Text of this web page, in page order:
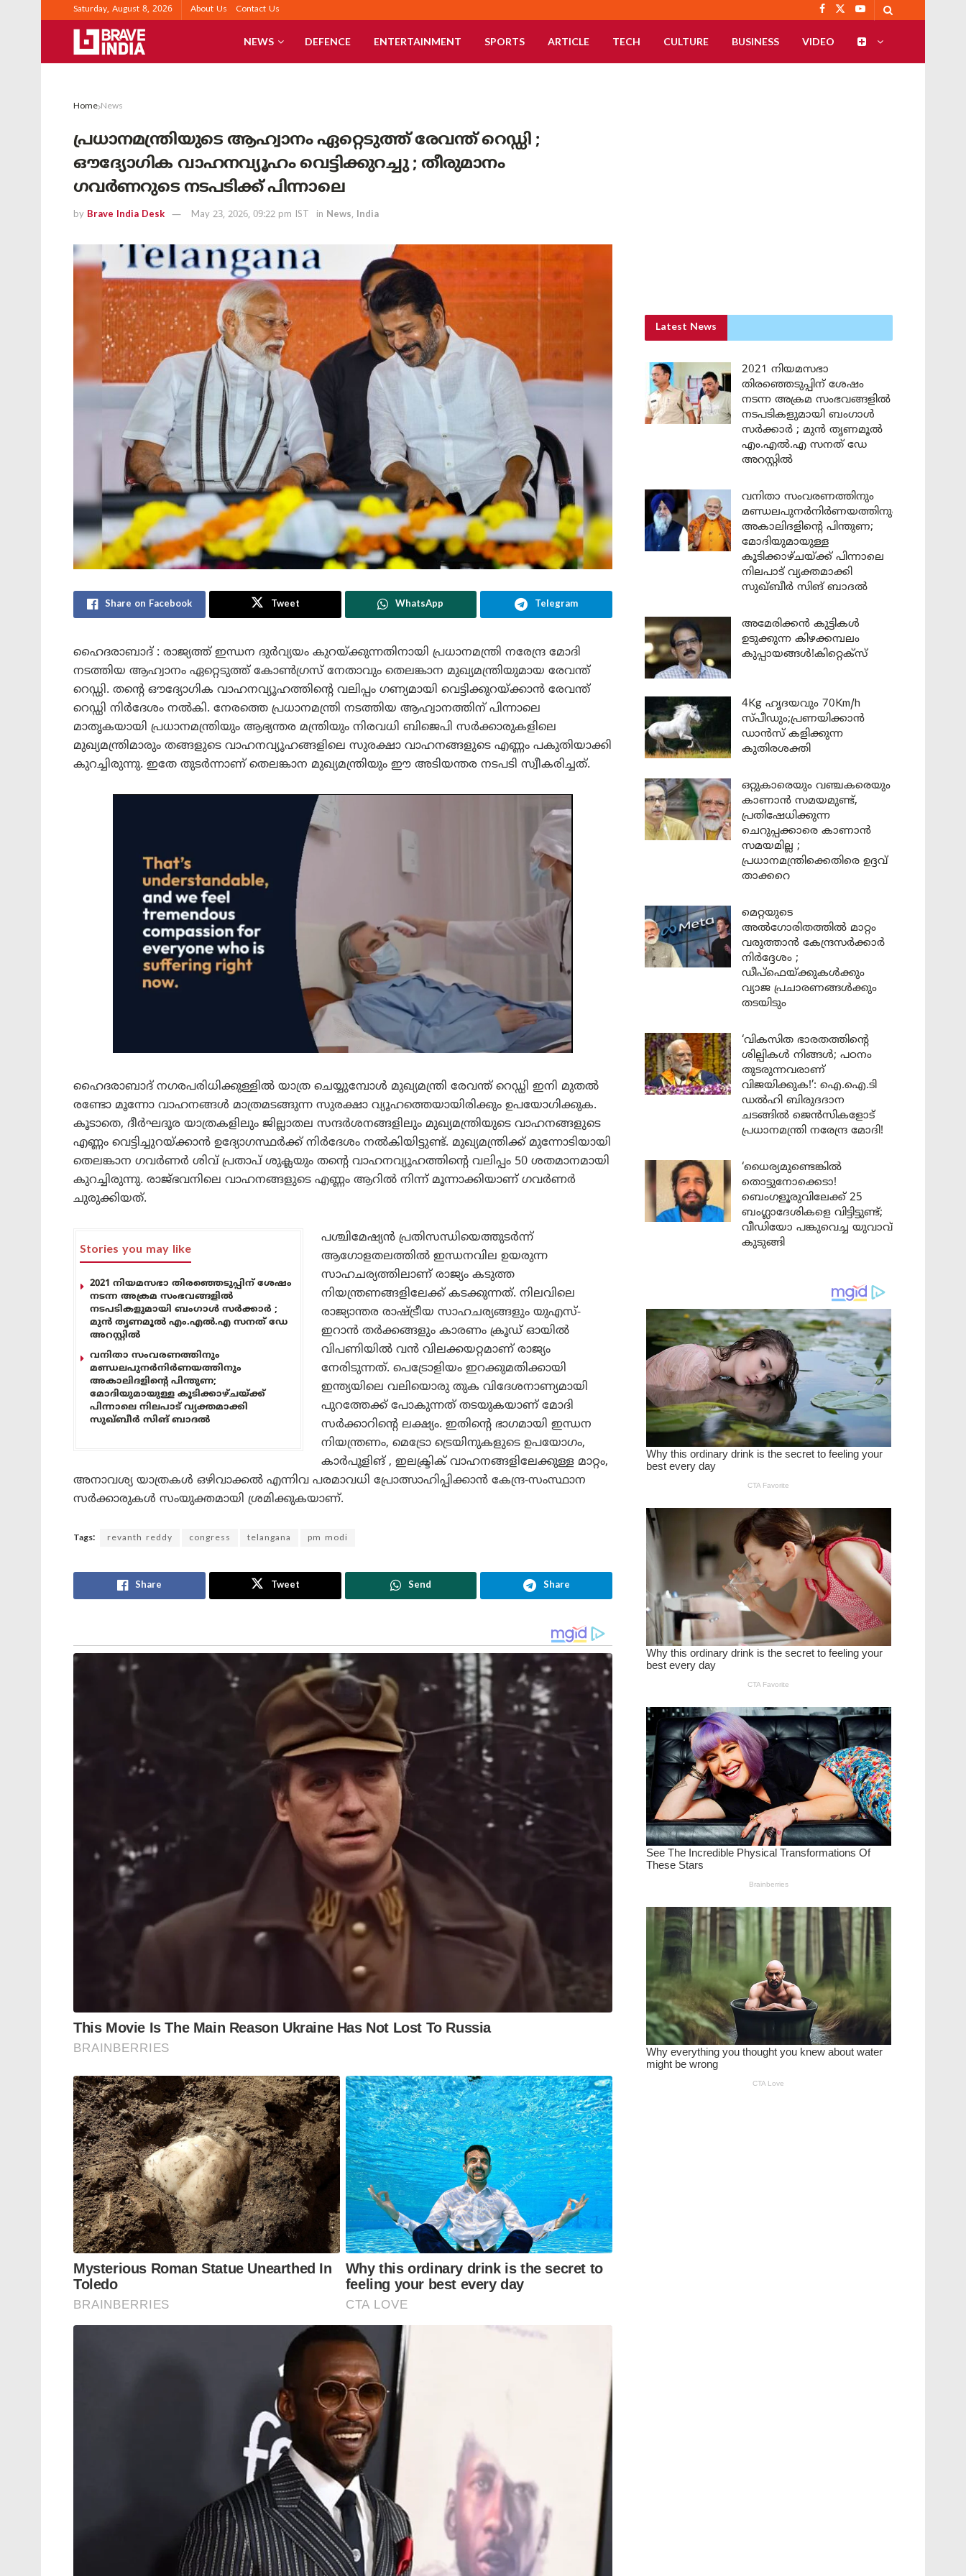
Saturday, August 8, 2026 About Us Contact Us
NEWS DEFENCE ENTERTAINMENT SPORTS ARTICLE TECH CULTURE BUSINESS VIDEO
Home News
പ്രധാനമന്ത്രിയുടെ ആഹ്വാനം ഏറ്റെടുത്ത് രേവന്ത് റെഡ്ഡി ;
ഔദ്യോഗിക വാഹനവ്യൂഹം വെട്ടിക്കുറച്ചു ; തീരുമാനം
ഗവർണറുടെ നടപടിക്ക് പിന്നാലെ
by Brave India Desk May 23, 2026, 09:22 pm IST in News, India
Share on Facebook Tweet WhatsApp Telegram
ഹൈദരാബാദ് : രാജ്യത്ത് ഇന്ധന ദുർവ്യയം കുറയ്ക്കുന്നതിനായി പ്രധാനമന്ത്രി നരേന്ദ്ര മോദി
നടത്തിയ ആഹ്വാനം ഏറ്റെടുത്ത് കോൺഗ്രസ് നേതാവും തെലങ്കാന മുഖ്യമന്ത്രിയുമായ രേവന്ത്
റെഡ്ഡി. തന്റെ ഔദ്യോഗിക വാഹനവ്യൂഹത്തിന്റെ വലിപ്പം ഗണ്യമായി വെട്ടിക്കുറയ്ക്കാൻ രേവന്ത്
റെഡ്ഡി നിർദേശം നൽകി. നേരത്തെ പ്രധാനമന്ത്രി നടത്തിയ ആഹ്വാനത്തിന് പിന്നാലെ
മാതൃകയായി പ്രധാനമന്ത്രിയും ആഭ്യന്തര മന്ത്രിയും നിരവധി ബിജെപി സർക്കാരുകളിലെ
മുഖ്യമന്ത്രിമാരും തങ്ങളുടെ വാഹനവ്യൂഹങ്ങളിലെ സുരക്ഷാ വാഹനങ്ങളുടെ എണ്ണം പകുതിയാക്കി
കുറച്ചിരുന്നു. ഇതേ തുടർന്നാണ് തെലങ്കാന മുഖ്യമന്ത്രിയും ഈ അടിയന്തര നടപടി സ്വീകരിച്ചത്.
ഹൈദരാബാദ് നഗരപരിധിക്കുള്ളിൽ യാത്ര ചെയ്യുമ്പോൾ മുഖ്യമന്ത്രി രേവന്ത് റെഡ്ഡി ഇനി മുതൽ
രണ്ടോ മൂന്നോ വാഹനങ്ങൾ മാത്രമടങ്ങുന്ന സുരക്ഷാ വ്യൂഹത്തെയായിരിക്കും ഉപയോഗിക്കുക.
കൂടാതെ, ദീർഘദൂര യാത്രകളിലും ജില്ലാതല സന്ദർശനങ്ങളിലും മുഖ്യമന്ത്രിയുടെ വാഹനങ്ങളുടെ
എണ്ണം വെട്ടിച്ചുറയ്ക്കാൻ ഉദ്യോഗസ്ഥർക്ക് നിർദേശം നൽകിയിട്ടുണ്ട്. മുഖ്യമന്ത്രിക്ക് മുന്നോടിയായി
തെലങ്കാന ഗവർണർ ശിവ് പ്രതാപ് ശുക്ലയും തന്റെ വാഹനവ്യൂഹത്തിന്റെ വലിപ്പം 50 ശതമാനമായി
കുറച്ചിരുന്നു. രാജ്ഭവനിലെ വാഹനങ്ങളുടെ എണ്ണം ആറിൽ നിന്ന് മൂന്നാക്കിയാണ് ഗവർണർ
ചുരുക്കിയത്.
Stories you may like
2021 നിയമസഭാ തിരഞ്ഞെടുപ്പിന് ശേഷം
നടന്ന അക്രമ സംഭവങ്ങളിൽ
നടപടികളുമായി ബംഗാൾ സർക്കാർ ;
മുൻ തൃണമൂൽ എം.എൽ.എ സനത് ഡേ
അറസ്റ്റിൽ
വനിതാ സംവരണത്തിനും
മണ്ഡലപുനർനിർണയത്തിനും
അകാലിദളിന്റെ പിന്തുണ;
മോദിയുമായുള്ള കൂടിക്കാഴ്ചയ്ക്ക്
പിന്നാലെ നിലപാട് വ്യക്തമാക്കി
സുഖ്ബീർ സിങ് ബാദൽ
പശ്ചിമേഷ്യൻ പ്രതിസന്ധിയെത്തുടർന്ന്
ആഗോളതലത്തിൽ ഇന്ധനവില ഉയരുന്ന
സാഹചര്യത്തിലാണ് രാജ്യം കടുത്ത
നിയന്ത്രണങ്ങളിലേക്ക് കടക്കുന്നത്. നിലവിലെ
രാജ്യാന്തര രാഷ്ട്രീയ സാഹചര്യങ്ങളും യുഎസ്-
ഇറാൻ തർക്കങ്ങളും കാരണം ക്രൂഡ് ഓയിൽ
വിപണിയിൽ വൻ വിലക്കയറ്റമാണ് രാജ്യം
നേരിടുന്നത്. പെട്രോളിയം ഇറക്കുമതിക്കായി
ഇന്ത്യയിലെ വലിയൊരു തുക വിദേശനാണ്യമായി
പുറത്തേക്ക് പോകുന്നത് തടയുകയാണ് മോദി
സർക്കാറിന്റെ ലക്ഷ്യം. ഇതിന്റെ ഭാഗമായി ഇന്ധന
നിയന്ത്രണം, മെട്രോ ട്രെയിനുകളുടെ ഉപയോഗം,
കാർപൂളിങ് , ഇലക്ട്രിക് വാഹനങ്ങളിലേക്കുള്ള മാറ്റം,
അനാവശ്യ യാത്രകൾ ഒഴിവാക്കൽ എന്നിവ പരമാവധി പ്രോത്സാഹിപ്പിക്കാൻ കേന്ദ്ര-സംസ്ഥാന
സർക്കാരുകൾ സംയുക്തമായി ശ്രമിക്കുകയാണ്.
Tags: revanth reddy congress telangana pm modi
Share Tweet Send Share
Latest News
2021 നിയമസഭാ
തിരഞ്ഞെടുപ്പിന് ശേഷം
നടന്ന അക്രമ സംഭവങ്ങളിൽ
നടപടികളുമായി ബംഗാൾ
സർക്കാർ ; മുൻ തൃണമൂൽ
എം.എൽ.എ സനത് ഡേ
അറസ്റ്റിൽ
വനിതാ സംവരണത്തിനും
മണ്ഡലപുനർനിർണയത്തിനും
അകാലിദളിന്റെ പിന്തുണ;
മോദിയുമായുള്ള
കൂടിക്കാഴ്ചയ്ക്ക് പിന്നാലെ
നിലപാട് വ്യക്തമാക്കി
സുഖ്ബീർ സിങ് ബാദൽ
അമേരിക്കൻ കുട്ടികൾ
ഉടുക്കുന്ന കിഴക്കമ്പലം
കുപ്പായങ്ങൾ!കിറ്റെക്സ്
4Kg ഹൃദയവും 70Km/h
സ്പീഡും;പ്രണയിക്കാൻ
ഡാൻസ് കളിക്കുന്ന
കുതിരശക്തി
ഒറ്റുകാരെയും വഞ്ചകരെയും
കാണാൻ സമയമുണ്ട്,
പ്രതിഷേധിക്കുന്ന
ചെറുപ്പക്കാരെ കാണാൻ
സമയമില്ല ;
പ്രധാനമന്ത്രിക്കെതിരെ ഉദ്ദവ്
താക്കറെ
മെറ്റയുടെ
അൽഗോരിതത്തിൽ മാറ്റം
വരുത്താൻ കേന്ദ്രസർക്കാർ
നിർദ്ദേശം ;
ഡീപ്‌ഫെയ്ക്കുകൾക്കും
വ്യാജ പ്രചാരണങ്ങൾക്കും
തടയിടും
‘വികസിത ഭാരതത്തിന്റെ
ശില്പികൾ നിങ്ങൾ; പഠനം
തുടരുന്നവരാണ്
വിജയിക്കുക!’: ഐ.ഐ.ടി
ഡൽഹി ബിരുദദാന
ചടങ്ങിൽ ജെൻസികളോട്
പ്രധാനമന്ത്രി നരേന്ദ്ര മോദി!
‘ധൈര്യമുണ്ടെങ്കിൽ
തൊട്ടുനോക്കെടാ!
ബെംഗളൂരുവിലേക്ക് 25
ബംഗ്ലാദേശികളെ വിട്ടിട്ടുണ്ട്;
വീഡിയോ പങ്കുവെച്ച യുവാവ്
കുടുങ്ങി